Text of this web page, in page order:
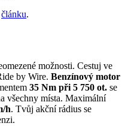
článku.
možnosti. Cestuj ve
by Wire. Benzínový motor
35 Nm při 5 750 ot. se
všechny místa. Maximální
h. Tvůj akční rádius se